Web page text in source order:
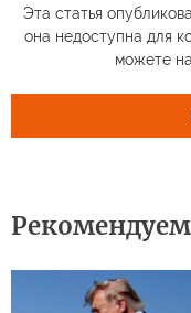
Эта статья
она недоступна для
можете
Рекомендуем